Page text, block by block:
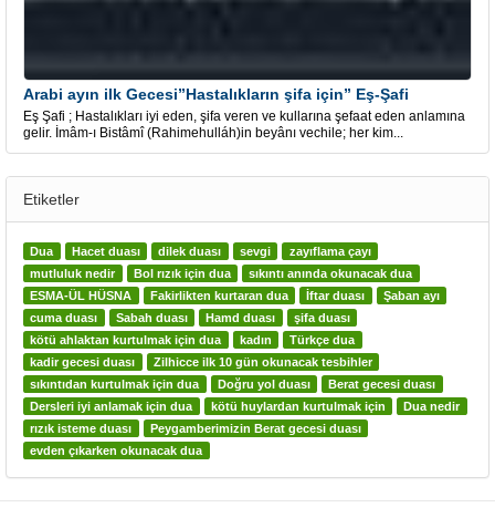
Arabi ayın ilk Gecesi”Hastalıkların şifa için” Eş-Şafi
Eş Şafi ; Hastalıkları iyi eden, şifa veren ve kullarına şefaat eden anlamına
gelir. İmâm-ı Bistâmî (Rahimehulláh)in beyânı vechile; her kim...
Etiketler
Dua Hacet duası dilek duası sevgi
zayıflama çayı
mutluluk nedir
Bol rızık için dua
sıkıntı anında okunacak dua
ESMA-ÜL HÜSNA
Fakirlikten kurtaran dua İftar duası
Şaban ayı
cuma duası
Sabah duası Hamd duası
şifa duası
kötü ahlaktan kurtulmak için dua
kadın
Türkçe dua
kadir gecesi duası
Zilhicce ilk 10 gün okunacak tesbihler
sıkıntıdan kurtulmak için dua
Doğru yol duası
Berat gecesi duası
Dersleri iyi anlamak için dua
kötü huylardan kurtulmak için
Dua nedir
rızık isteme duası
Peygamberimizin Berat gecesi duası
evden çıkarken okunacak dua